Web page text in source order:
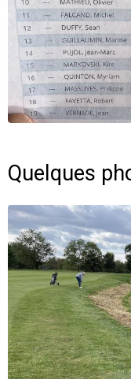
Quelques